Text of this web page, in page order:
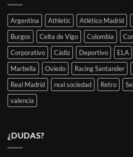
Argentina Athletic Atlético Madrid
Burgos
Celta de Vigo Colombia
Corporativo
Cádiz Deportivo ELA
Marbella
Oviedo Racing Santander
Real Madrid
real sociedad Retro
valencia
¿DUDAS?